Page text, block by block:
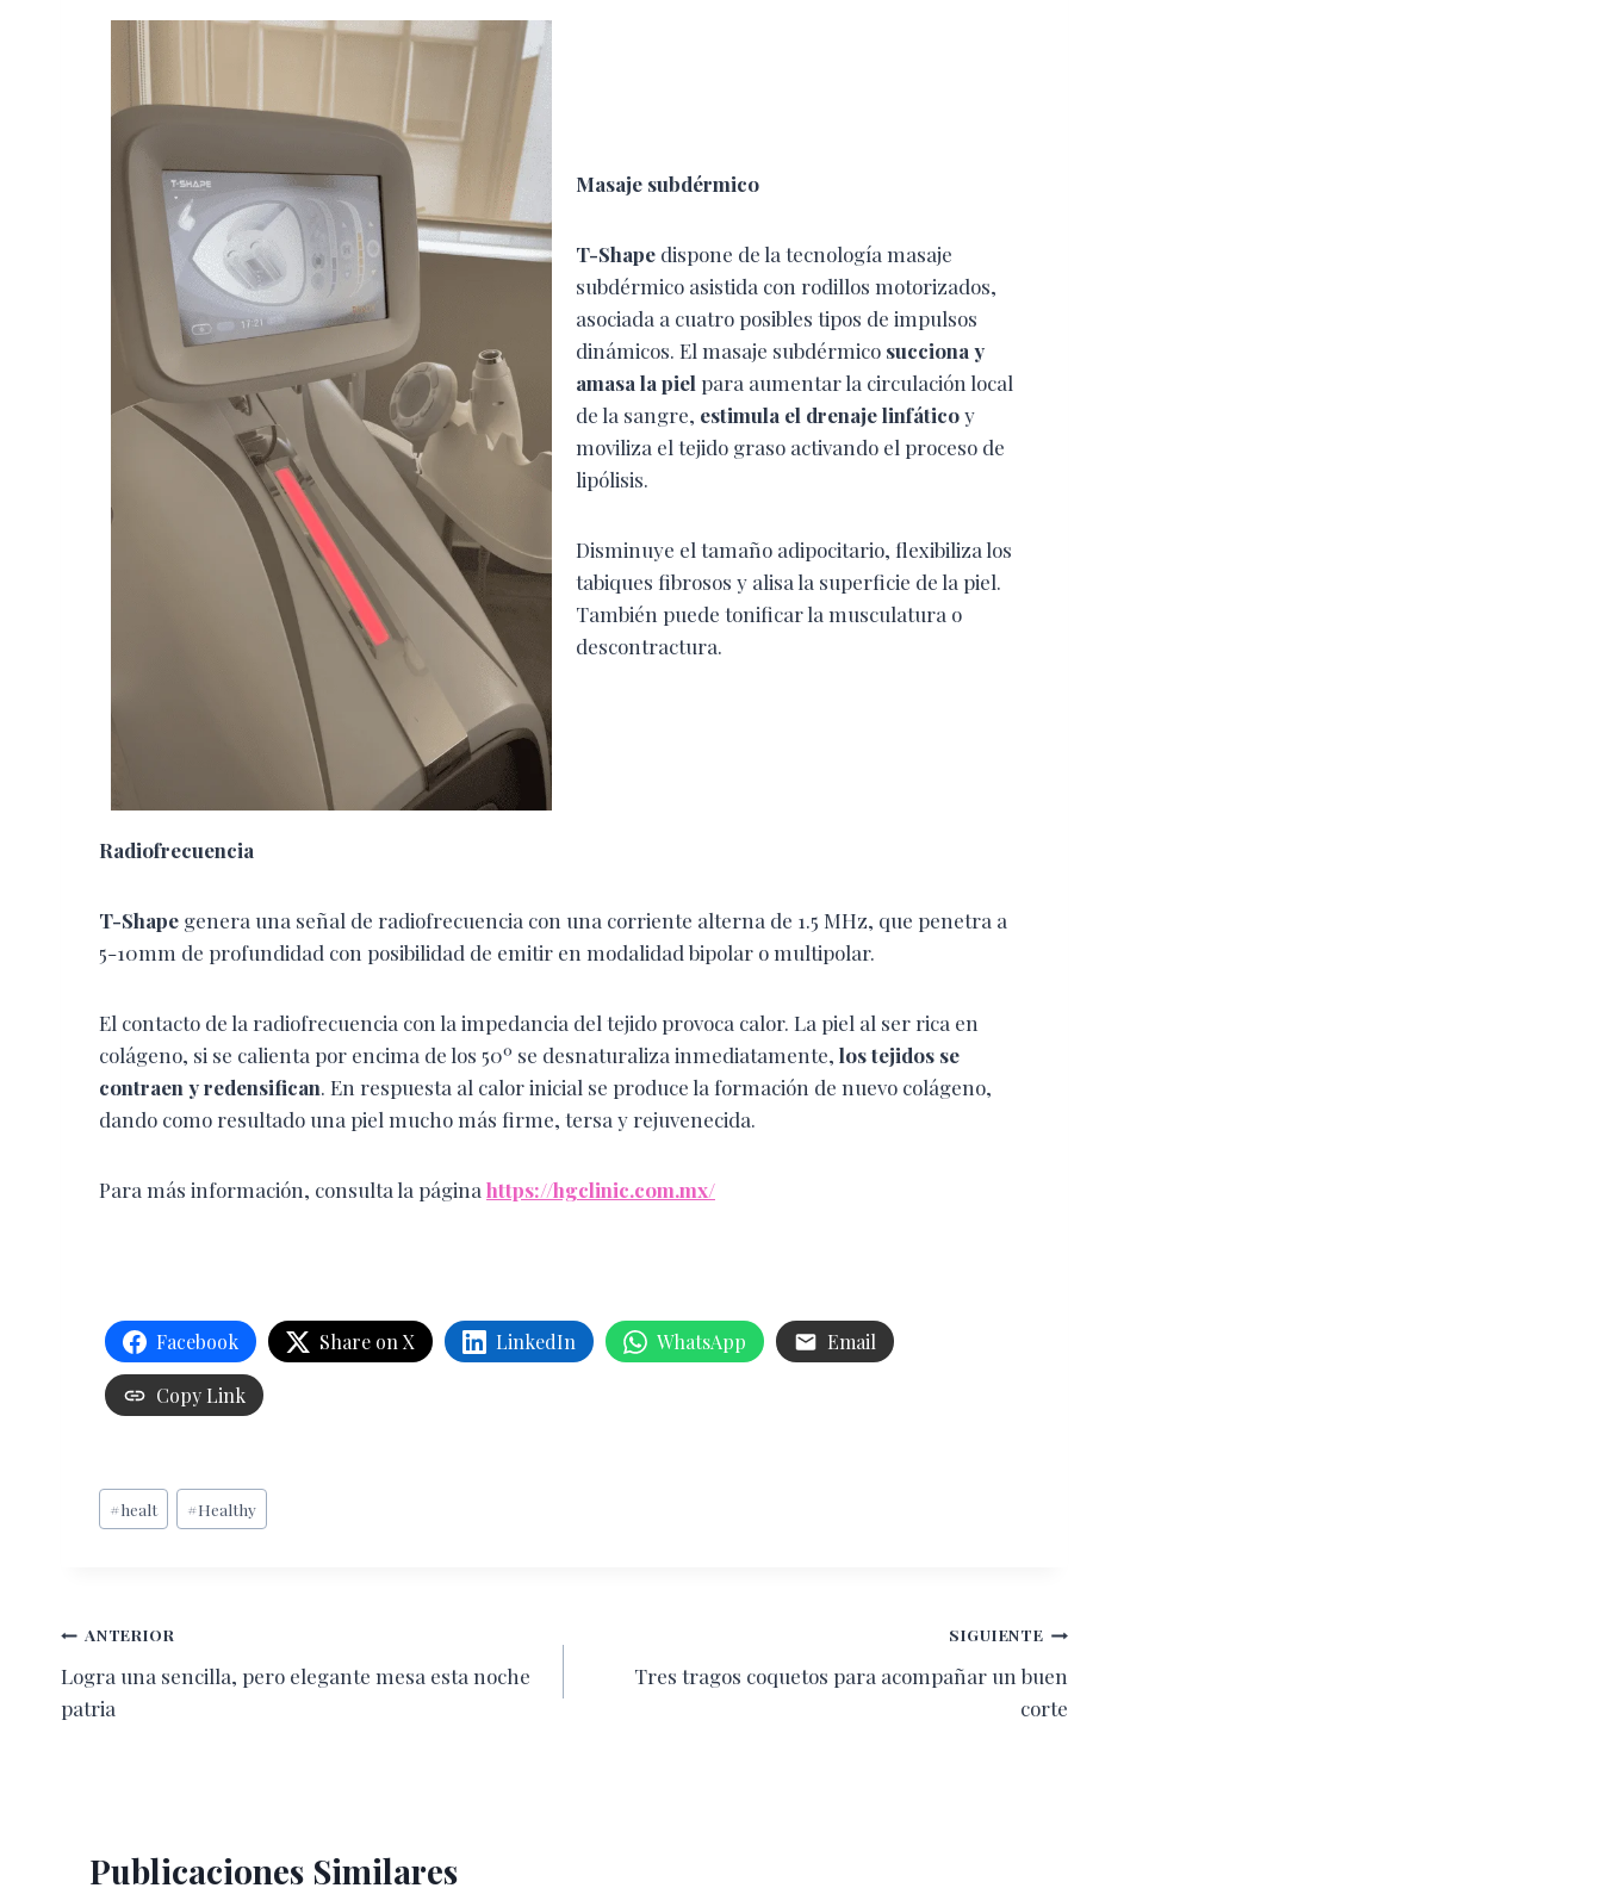
Masaje subdérmico
T-Shape dispone de la tecnología masaje
subdérmico asistida con rodillos motorizados,
asociada a cuatro posibles tipos de impulsos
dinámicos. El masaje subdérmico succiona y
amasa la piel para aumentar la circulación local
de la sangre, estimula el drenaje linfáticoy
moviliza el tejido graso activando el proceso de
lipólisis.
Disminuye el tamaño adipocitario, flexibiliza los
tabiques fibrosos y alisa la superficie de la piel.
También puede tonificar la musculatura o
descontractura.
Radiofrecuencia
T-Shape genera una señal de radiofrecuencia con una corriente alterna de 1.5 MHz, que penetra a
5-10mm de profundidad con posibilidad de emitir en modalidad bipolar o multipolar.
El contacto de la radiofrecuencia con la impedancia del tejido provoca calor. La piel al ser rica en
colágeno, si se calienta por encima de los 50º se desnaturaliza inmediatamente, los tejidos se
contraen y redensifican. En respuesta al calor inicial se produce la formación de nuevo colágeno,
dando como resultado una piel mucho más firme, tersa y rejuvenecida.
Para más información, consulta la página https://hgclinic.com.mx/
Facebook Share on X LinkedIn WhatsApp Email
Copy Link
Etiquetas
de
#healt #Healthy
Navegación
de
ANTERIOR
Logra una sencilla, pero elegante mesa esta noche
patria
SIGUIENTE
Tres tragos coquetos para acompañar un buen
corte
Publicaciones Similares